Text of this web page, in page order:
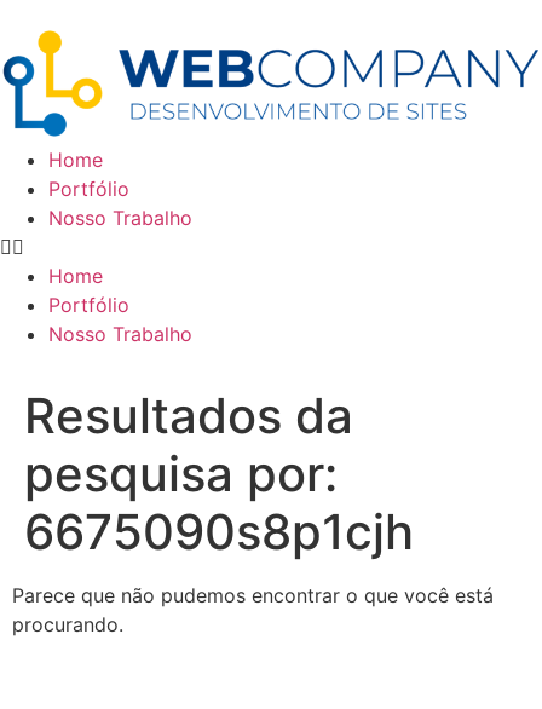
Home
Portfólio
Nosso Trabalho
Home
Portfólio
Nosso Trabalho
Resultados da
pesquisa por:
6675090s8p1cjh
Parece que não pudemos encontrar o que você está
procurando.